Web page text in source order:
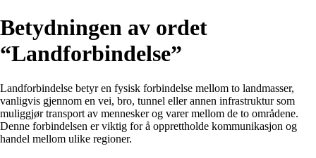
Betydningen av ordet
“Landforbindelse”
Landforbindelse betyr en fysisk forbindelse mellom to landmasser,
vanligvis gjennom en vei, bro, tunnel eller annen infrastruktur som
muliggjør transport av mennesker og varer mellom de to områdene.
Denne forbindelsen er viktig for å opprettholde kommunikasjon og
handel mellom ulike regioner.